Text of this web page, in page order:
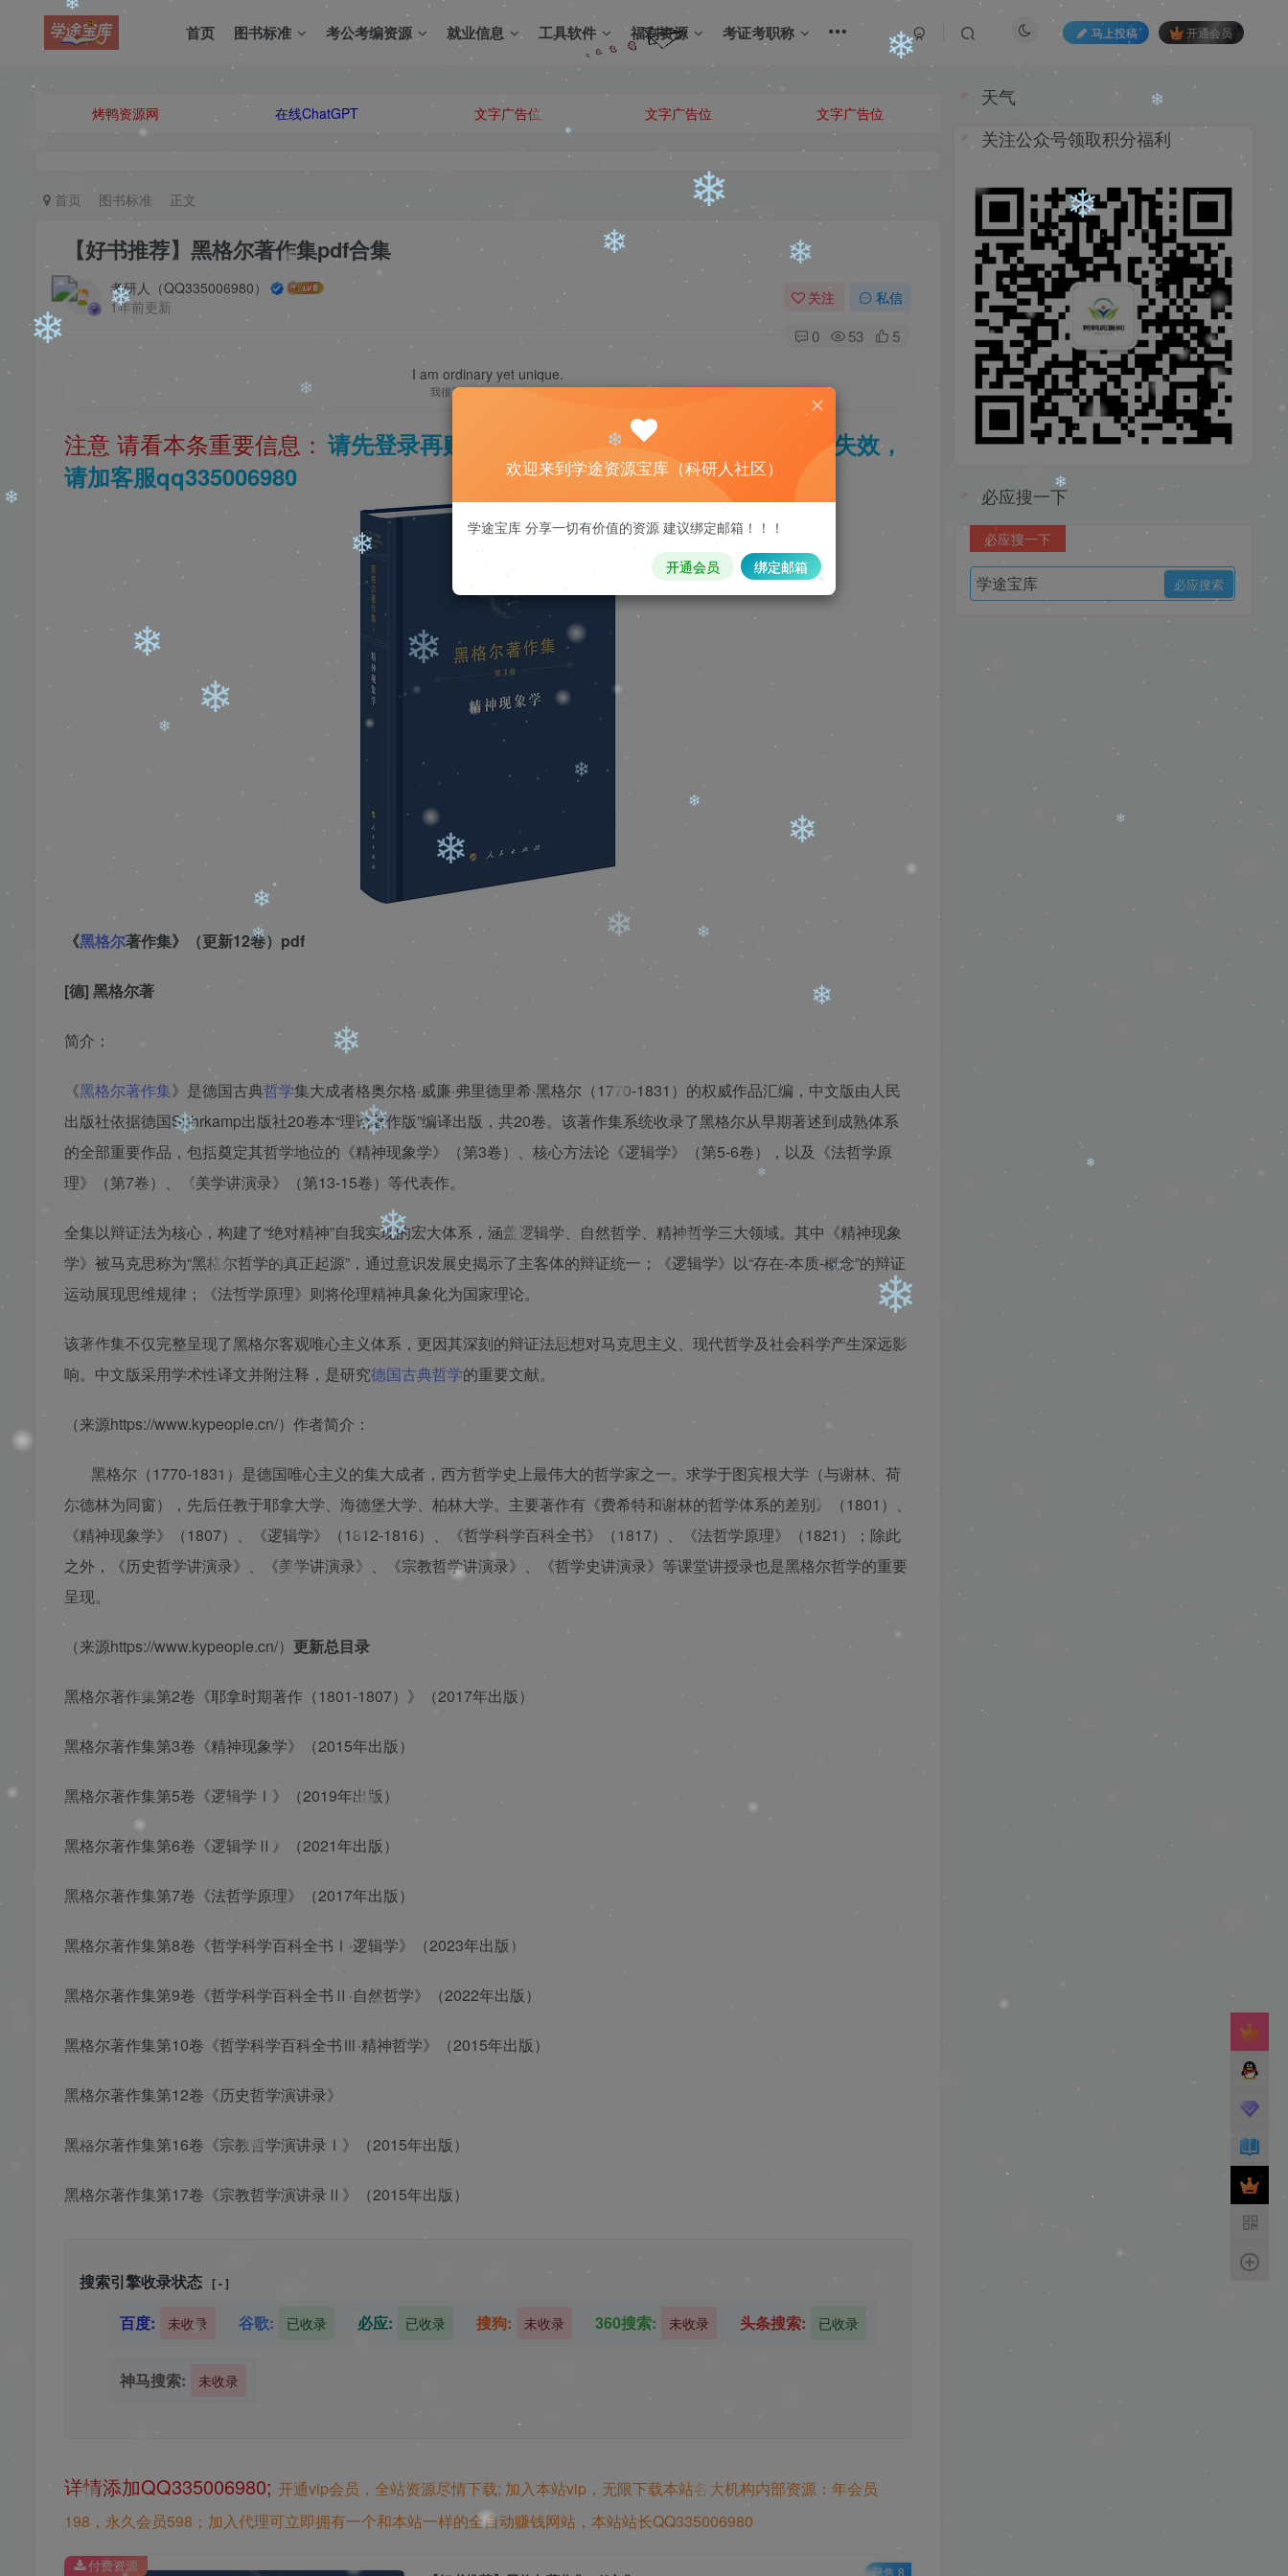
首页 图书标准 考公考编资源 就业信息 工具软件 福利资源 考证考职称 马上投稿 开通会员
烤鸭资源网 在线ChatGPT 文字广告位 文字广告位 文字广告位
首页 图书标准 正文
【好书推荐】黑格尔著作集pdf合集
考研人（QQ335006980）
1年前更新
关注 私信
0 53 5
I am ordinary yet unique.
我很平凡，但我独一无二
注意 请看本条重要信息： 请先登录再购买，购买后刷新页面即可，链接如果失效，
请加客服qq335006980
《黑格尔著作集》（更新12卷）pdf
[德] 黑格尔著
简介：
《黑格尔著作集》是德国古典哲学集大成者格奥尔格·威廉·弗里德里希·黑格尔（1770-1831）的权威作品汇编，中文版由人民
出版社依据德国Suhrkamp出版社20卷本“理论著作版”编译出版，共20卷。该著作集系统收录了黑格尔从早期著述到成熟体系
的全部重要作品，包括奠定其哲学地位的《精神现象学》（第3卷）、核心方法论《逻辑学》（第5-6卷），以及《法哲学原
理》（第7卷）、《美学讲演录》（第13-15卷）等代表作。
全集以辩证法为核心，构建了“绝对精神”自我实现的宏大体系，涵盖逻辑学、自然哲学、精神哲学三大领域。其中《精神现象
学》被马克思称为“黑格尔哲学的真正起源”，通过意识发展史揭示了主客体的辩证统一；《逻辑学》以“存在-本质-概念”的辩证
运动展现思维规律；《法哲学原理》则将伦理精神具象化为国家理论。
该著作集不仅完整呈现了黑格尔客观唯心主义体系，更因其深刻的辩证法思想对马克思主义、现代哲学及社会科学产生深远影
响。中文版采用学术性译文并附注释，是研究德国古典哲学的重要文献。
（来源https://www.kypeople.cn/）作者简介：
黑格尔（1770-1831）是德国唯心主义的集大成者，西方哲学史上最伟大的哲学家之一。求学于图宾根大学（与谢林、荷
尔德林为同窗），先后任教于耶拿大学、海德堡大学、柏林大学。主要著作有《费希特和谢林的哲学体系的差别》（1801）、
《精神现象学》（1807）、《逻辑学》（1812-1816）、《哲学科学百科全书》（1817）、《法哲学原理》（1821）；除此
之外，《历史哲学讲演录》、《美学讲演录》、《宗教哲学讲演录》、《哲学史讲演录》等课堂讲授录也是黑格尔哲学的重要
呈现。
（来源https://www.kypeople.cn/） 更新总目录
黑格尔著作集第2卷《耶拿时期著作（1801-1807）》（2017年出版）
黑格尔著作集第3卷《精神现象学》（2015年出版）
黑格尔著作集第5卷《逻辑学Ⅰ》（2019年出版）
黑格尔著作集第6卷《逻辑学Ⅱ》（2021年出版）
黑格尔著作集第7卷《法哲学原理》（2017年出版）
黑格尔著作集第8卷《哲学科学百科全书Ⅰ·逻辑学》（2023年出版）
黑格尔著作集第9卷《哲学科学百科全书Ⅱ·自然哲学》（2022年出版）
黑格尔著作集第10卷《哲学科学百科全书Ⅲ·精神哲学》（2015年出版）
黑格尔著作集第12卷《历史哲学演讲录》
黑格尔著作集第16卷《宗教哲学演讲录Ⅰ》（2015年出版）
黑格尔著作集第17卷《宗教哲学演讲录Ⅱ》（2015年出版）
搜索引擎收录状态 [ - ]
百度: 未收录 谷歌: 已收录 必应: 已收录 搜狗: 未收录 360搜索: 未收录 头条搜索: 已收录
神马搜索: 未收录
详情添加QQ335006980; 开通vip会员，全站资源尽情下载; 加入本站vip，无限下载本站各大机构内部资源：年会员
198，永久会员598；加入代理可立即拥有一个和本站一样的全自动赚钱网站，本站站长QQ335006980
付费资源 已售 8
天气
关注公众号领取积分福利
必应搜一下
必应搜一下
欢迎来到学途资源宝库（科研人社区）
学途宝库 分享一切有价值的资源 建议绑定邮箱！！！
开通会员 绑定邮箱
❄
❄
❄
❄ ❄
❄
❄
❄
❄
❄
❄
❄ ❄
❄
❄
❄
❄
❄
❄
❄
❄
❄
❄
❄